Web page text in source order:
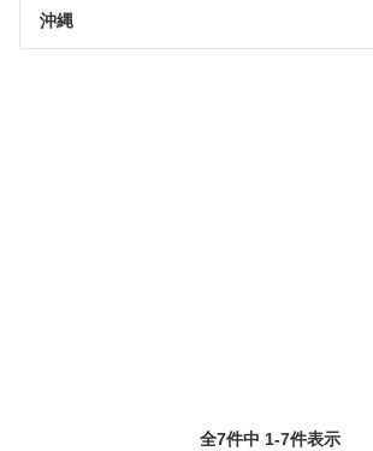
沖縄
全7件中 1-7件表示